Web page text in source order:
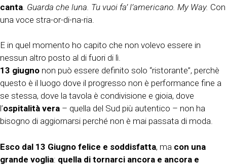
canta Guarda che luna. Tu vuoi fa’ l’americano. My Way. Con
una voce stra-or-di-na-ria.
E in quel momento ho capito che non volevo essere in
nessun altro posto al di fuori di lì.
13 giugno non può essere definito solo “ristorante”, perchè
questo è il luogo dove il progresso non è performance fine a
se stessa, dove la tavola è condivisione e gioia, dove
l’ospitalità vera – quella del Sud più autentico – non ha
bisogno di aggiornarsi perché non è mai passata di moda.
Esco dal 13 Giugno felice e soddisfatta, ma con una
grande voglia: quella di tornarci ancora e ancora e